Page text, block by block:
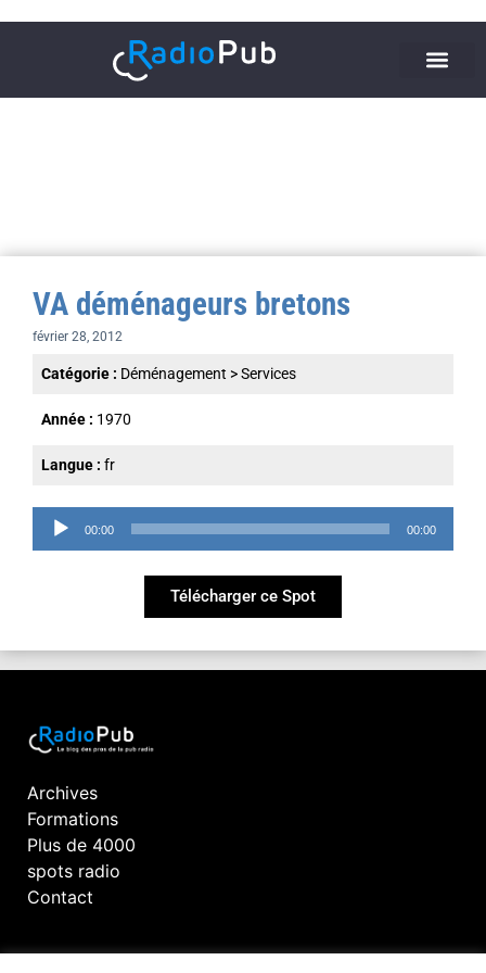
VA déménageurs bretons
février 28, 2012
Catégorie : Déménagement >Services
Année : 1970
Langue : fr
Lecteur00:00 00:00
Télécharger ce Spot
Archives
Formations
Plus de 4000
spots radio
Contact